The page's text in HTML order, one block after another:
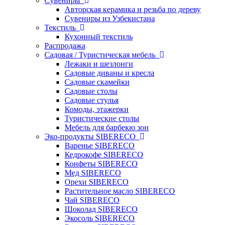
Авторская керамика и резьба по дереву
Сувениры из Узбекистана
Текстиль
Кухонный текстиль
Распродажа
Садовая / Туристическая мебель
Лежаки и шезлонги
Садовые диваны и кресла
Садовые скамейки
Садовые столы
Садовые стулья
Комоды, этажерки
Туристические столы
Мебель для барбекю зон
Эко-продукты SIBERECO
Варенье SIBERECO
Кедрокофе SIBERECO
Конфеты SIBERECO
Мед SIBERECO
Орехи SIBERECO
Растительное масло SIBERECO
Чай SIBERECO
Шоколад SIBERECO
Экосоль SIBERECO